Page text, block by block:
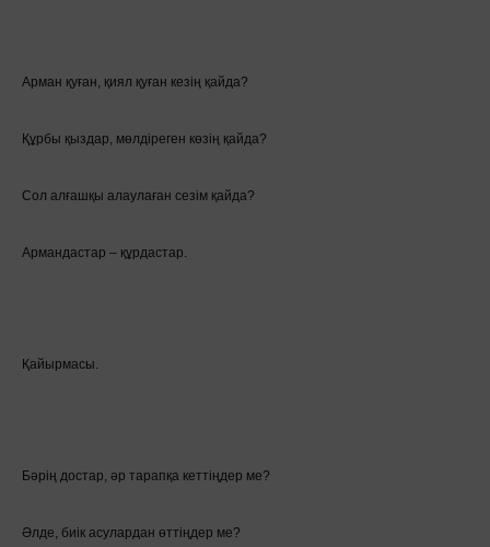
Арман қуған, қиял қуған кезің қайда?
Құрбы қыздар, мөлдіреген көзің қайда?
Сол алғашқы алаулаған сезім қайда?
Армандастар – құрдастар.
Қайырмасы.
Бәрің достар, әр тарапқа кеттіңдер ме?
Әлде, биік асулардан өттіңдер ме?